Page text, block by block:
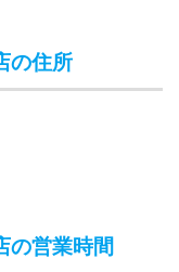
の住所
の営業時間